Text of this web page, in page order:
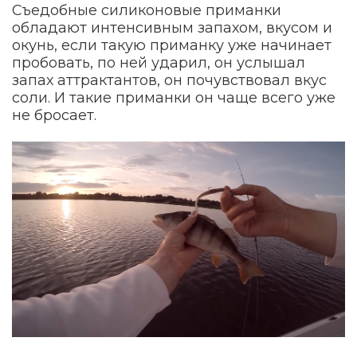
Съедобные силиконовые приманки
обладают интенсивным запахом, вкусом и
окунь, если такую приманку уже начинает
пробовать, по ней ударил, он услышал
запах аттрактантов, он почувствовал вкус
соли. И такие приманки он чаще всего уже
не бросает.